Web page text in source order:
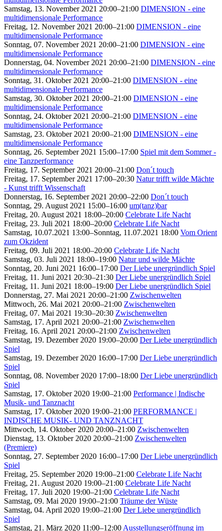
Samstag, 13. November 2021 20:00–21:00 DIMENSION - eine
multidimensionale Performance
Freitag, 12. November 2021 20:00–21:00 DIMENSION - eine
multidimensionale Performance
Sonntag, 07. November 2021 20:00–21:00 DIMENSION - eine
multidimensionale Performance
Donnerstag, 04. November 2021 20:00–21:00 DIMENSION - eine
multidimensionale Performance
Sonntag, 31. Oktober 2021 20:00–21:00 DIMENSION - eine
multidimensionale Performance
Samstag, 30. Oktober 2021 20:00–21:00 DIMENSION - eine
multidimensionale Performance
Sonntag, 24. Oktober 2021 20:00–21:00 DIMENSION - eine
multidimensionale Performance
Samstag, 23. Oktober 2021 20:00–21:00 DIMENSION - eine
multidimensionale Performance
Sonntag, 26. September 2021 15:00–17:00 Spiel mit dem Sommer -
eine Tanzperformance
Freitag, 17. September 2021 20:00–21:00 Don´t touch
Freitag, 17. September 2021 17:00–20:30 Natur trifft wilde Mächte
- Kunst trifft Wissenschaft
Donnerstag, 16. September 2021 20:00–22:00 Don´t touch
Sonntag, 29. August 2021 15:00–16:00 um(tanz)bar
Freitag, 20. August 2021 18:00–20:00 Celebrate Life Nacht
Freitag, 23. Juli 2021 18:00–20:00 Celebrate Life Nacht
Samstag, 10.07.2021 13:00–Sonntag, 11.07.2021 18:00 Vom Orient
zum Okzident
Freitag, 09. Juli 2021 18:00–20:00 Celebrate Life Nacht
Samstag, 03. Juli 2021 18:00–19:00 Natur und wilde Mächte
Sonntag, 20. Juni 2021 16:00–17:00 Der Liebe unergründlich Spiel
Freitag, 11. Juni 2021 20:30–21:30 Der Liebe unergründlich Spiel
Freitag, 11. Juni 2021 18:00–19:00 Der Liebe unergründlich Spiel
Donnerstag, 27. Mai 2021 20:00–21:00 Zwischenwelten
Mittwoch, 26. Mai 2021 20:00–21:00 Zwischenwelten
Freitag, 07. Mai 2021 19:30–20:30 Zwischenwelten
Samstag, 17. April 2021 20:00–21:00 Zwischenwelten
Freitag, 16. April 2021 20:00–21:00 Zwischenwelten
Samstag, 19. Dezember 2020 19:00–20:00 Der Liebe unergründlich
Spiel
Samstag, 19. Dezember 2020 16:00–17:00 Der Liebe unergründlich
Spiel
Sonntag, 08. November 2020 17:00–18:00 Der Liebe unergründlich
Spiel
Samstag, 17. Oktober 2020 19:00–21:00 Performance | Indische
Musik- und Tanznacht
Samstag, 17. Oktober 2020 19:00–21:00 PERFORMANCE |
INDISCHE MUSIK- UND TANZNACHT
Mittwoch, 14. Oktober 2020 20:00–21:00 Zwischenwelten
Dienstag, 13. Oktober 2020 20:00–21:00 Zwischenwelten
(Premiere)
Sonntag, 27. September 2020 16:00–17:00 Der Liebe unergründlich
Spiel
Freitag, 25. September 2020 19:00–21:00 Celebrate Life Nacht
Freitag, 21. August 2020 19:00–21:00 Celebrate Life Nacht
Freitag, 17. Juli 2020 19:00–21:00 Celebrate Life Nacht
Samstag, 09. Mai 2020 19:00–21:00 Träume der Wüste
Samstag, 04. April 2020 19:00–21:00 Der Liebe unergründlich
Spiel
Samstag, 21. März 2020 11:00–12:00 Ausstellungseröffnung im